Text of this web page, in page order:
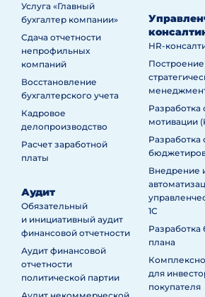
Услуга «Главный
бухгалтер компании»
Сдача отчетности
непрофильных
компаний
Восстановление
бухгалтерского учета
Кадровое
делопроизводство
Расчет заработной
платы
Аудит
Обязательный
и инициативный аудит
финансовой отчетности
Аудит финансовой
отчетности
политической партии
HR-
Построение
Разработка
мотивации
Разработка
Внедрение
1С
Разработка
плана
для
покупателя